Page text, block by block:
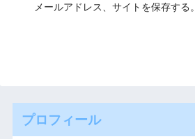
メールアドレス、サイトを保存する。
プロフィール